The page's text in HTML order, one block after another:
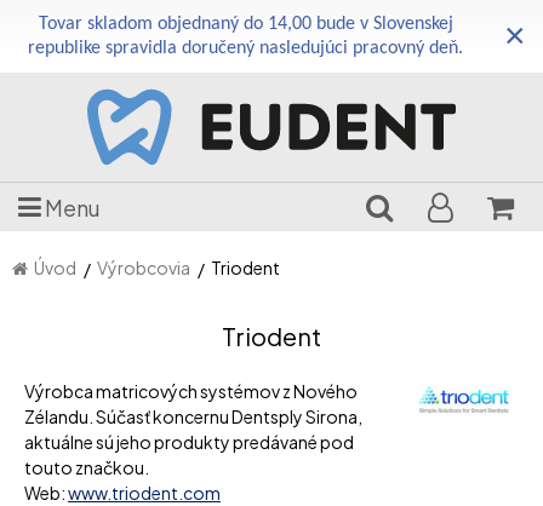
Tovar skladom objednaný do 14,00 bude v Slovenskej
republike spravidla doručený nasledujúci pracovný deň.
×
Menu
Úvod Výrobcovia Triodent
Triodent
Výrobca matricových systémov z Nového
Zélandu. Súčasť koncernu Dentsply Sirona,
aktuálne sú jeho produkty predávané pod
touto značkou.
Web:www.triodent.com